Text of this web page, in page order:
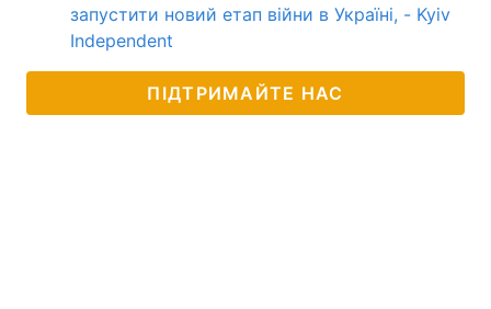
запустити новий етап війни в Україні, - Kyiv
Independent
ПІДТРИМАЙТЕ НАС